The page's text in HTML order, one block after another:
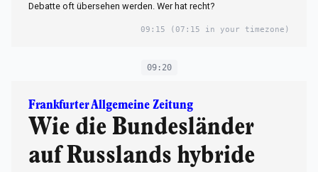
Debatte oft übersehen werden. Wer hat recht?
09:15 (07:15 in your timezone)
09:20
Frankfurter Allgemeine Zeitung
Wie die Bundesländer
auf Russlands hybride